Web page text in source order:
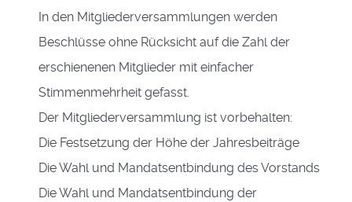
In den Mitgliederversammlungen werden
Beschlüsse ohne Rücksicht auf die Zahl der
erschienenen Mitglieder mit einfacher
Stimmenmehrheit gefasst.
Der Mitgliederversammlung ist vorbehalten:
Die Festsetzung der Höhe der Jahresbeiträge
Die Wahl und Mandatsentbindung des Vorstands
Die Wahl und Mandatsentbindung der